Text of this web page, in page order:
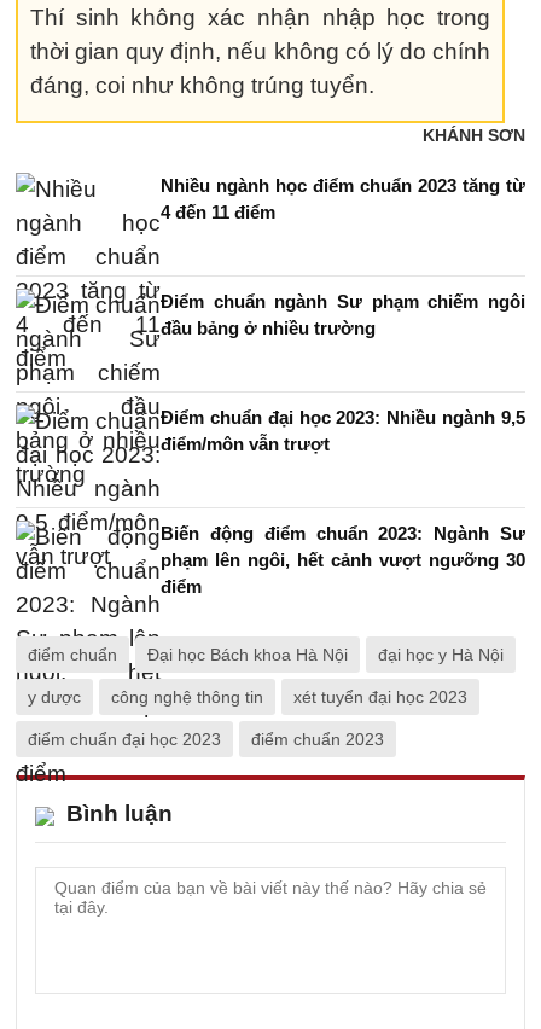
Thí sinh không xác nhận nhập học trong
thời gian quy định, nếu không có lý do chính
đáng, coi như không trúng tuyển.
KHÁNH SƠN
Nhiều ngành học điểm chuẩn 2023 tăng từ
4 đến 11 điểm
Điểm chuẩn ngành Sư phạm chiếm ngôi
đầu bảng ở nhiều trường
Điểm chuẩn đại học 2023: Nhiều ngành 9,5
điểm/môn vẫn trượt
Biến động điểm chuẩn 2023: Ngành Sư
phạm lên ngôi, hết cảnh vượt ngưỡng 30
điểm
điểm chuẩn Đại học Bách khoa Hà Nội đại học y Hà Nội
y dược công nghệ thông tin xét tuyển đại học 2023
điểm chuẩn đại học 2023 điểm chuẩn 2023
Bình luận